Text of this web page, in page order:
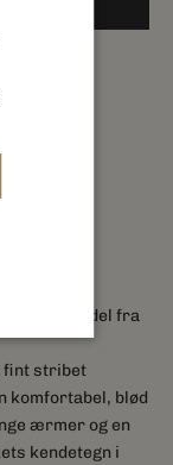
denne model fra
fint stribet
komfortabel, blød
ærmer og en
kendetegn i